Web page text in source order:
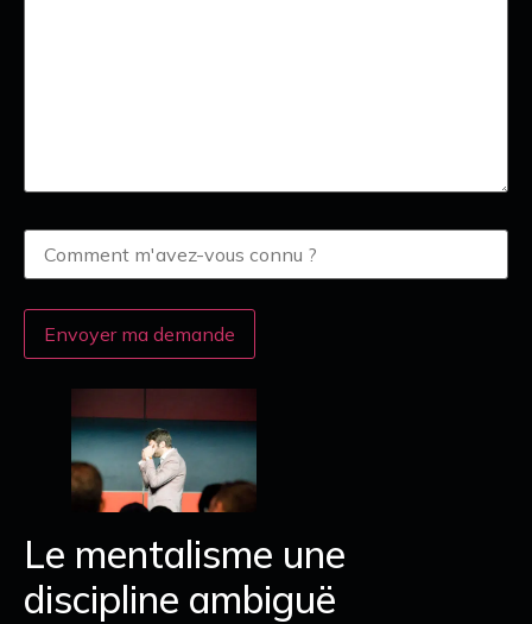
Le mentalisme une
discipline ambiguë